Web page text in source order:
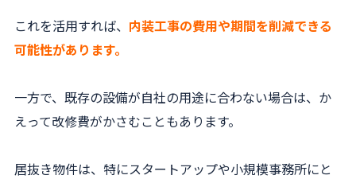
これを活用すれば、 内装工事の費用や期間を削減できる
可能性があります。
一方で、既存の設備が自社の用途に合わない場合は、か
えって改修費がかさむこともあります。
居抜き物件は、特にスタートアップや小規模事務所にと